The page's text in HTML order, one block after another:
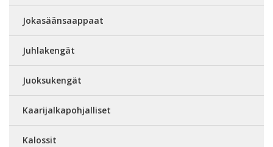
Jokasäänsaappaat
Juhlakengät
Juoksukengät
Kaarijalkapohjalliset
Kalossit